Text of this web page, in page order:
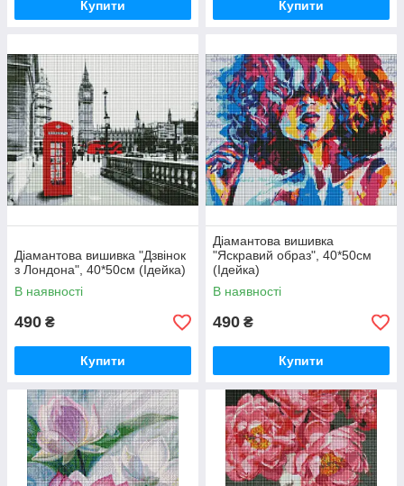
Купити Купити
Діамантова вишивка "Дзвінок
з Лондона", 40*50см (Ідейка)
В наявності
490 ₴
Купити
Діамантова вишивка
"Яскравий образ", 40*50см
(Ідейка)
В наявності
490 ₴
Купити